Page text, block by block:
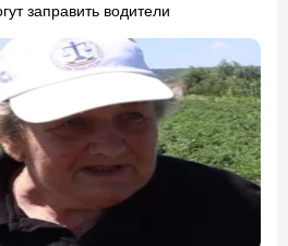
заправить водители